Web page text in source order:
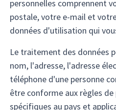
personnelles comprennent
postale, votre e-mail et
données d'utilisation qui
Le traitement des données
nom, l'adresse, l'adresse
téléphone d'une personne
être conforme aux règles
spécifiques au pays et